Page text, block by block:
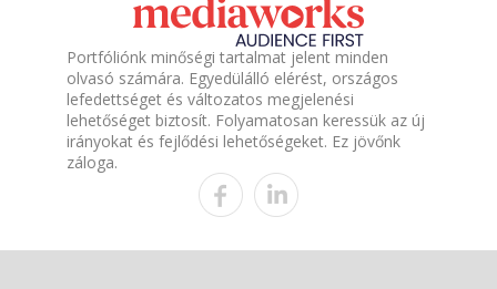
Portfóliónk minőségi tartalmat jelent minden
olvasó számára. Egyedülálló elérést, országos
lefedettséget és változatos megjelenési
lehetőséget biztosít. Folyamatosan keressük az új
irányokat és fejlődési lehetőségeket. Ez jövőnk
záloga.